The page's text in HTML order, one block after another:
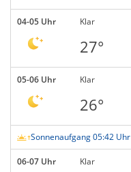
04-05 Uhr Klar
27°
05-06 Uhr Klar
26°
Sonnenaufgang 05:42 Uhr
06-07 Uhr Klar